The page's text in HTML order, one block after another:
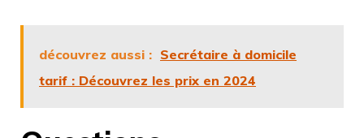
découvrez aussi : Secrétaire à domicile
tarif : Découvrez les prix en 2024